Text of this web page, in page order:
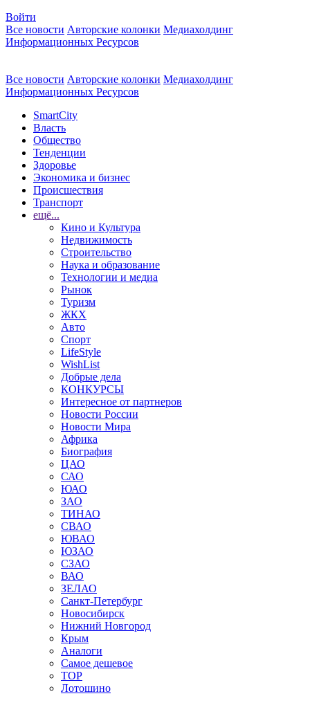
Войти
Все новости Авторские колонки Медиахолдинг
Информационных Ресурсов
Все новости Авторские колонки Медиахолдинг
Информационных Ресурсов
SmartCity
Власть
Общество
Тенденции
Здоровье
Экономика и бизнес
Происшествия
Транспорт
ещё...
Кино и Культура
Недвижимость
Строительство
Наука и образование
Технологии и медиа
Рынок
Туризм
ЖКХ
Авто
Спорт
LifeStyle
WishList
Добрые дела
КОНКУРСЫ
Интересное от партнеров
Новости России
Новости Мира
Африка
Биография
ЦАО
САО
ЮАО
ЗАО
ТИНАО
СВАО
ЮВАО
ЮЗАО
СЗАО
ВАО
ЗЕЛАО
Санкт-Петербург
Новосибирск
Нижний Новгород
Крым
Аналоги
Самое дешевое
TOP
Лотошино